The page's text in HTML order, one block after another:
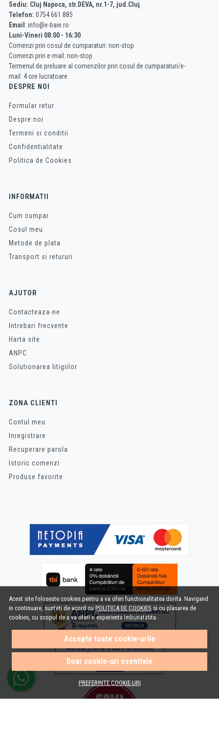
Acest site foloseste cookies pentru a va oferi functionalitatea dorita. Navigand
in continuare, sunteti de acord cuPOLITICA DE COOKIES si cu plasarea de
cookies, cu scopul de a va oferi o experienta imbunatatita.
Accepta toate cookie-urile
Doar cookie-uri esentiale
PREFERINTE COOKIE-URI
Sediu: Cluj Napoca, str.DEVA, nr.1-7, jud.Cluj
Telefon: 0754 661 885
Email : info@e-baie.ro
Luni-Vineri 08:00 - 16:30
Comenzi prin cosul de cumparaturi: non-stop
Comenzi prin e-mail: non-stop
Termenul de preluare al comenzilor prin cosul de cumparaturi/e-
mail: 4 ore lucratoare
DESPRE NOI
Formular retur
Despre noi
Termeni si conditii
Confidentialitate
Politica de Cookies
INFORMATII
Cum cumpar
Cosul meu
Metode de plata
Transport si retururi
AJUTOR
Contacteaza-ne
Intrebari frecvente
Harta site
ANPC
Solutionarea litigiilor
ZONA CLIENTI
Contul meu
Inregistrare
Recuperare parola
Istoric comenzi
Produse favorite